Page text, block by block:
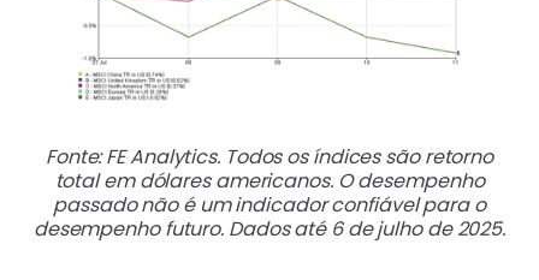
Fonte: FE Analytics. Todos os índices são retorno
total em dólares americanos. O desempenho
passado não é um indicador confiável para o
desempenho futuro. Dados até 6 de julho de 2025.